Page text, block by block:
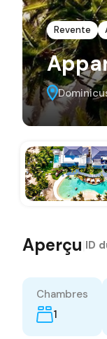
Revente
Aperçu ID
Chambres
1